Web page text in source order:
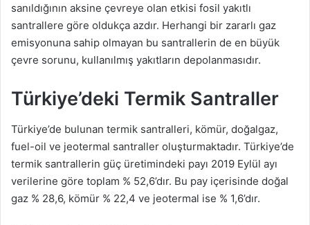
sanıldığının aksine çevreye olan etkisi fosil yakıtlı
santrallere göre oldukça azdır. Herhangi bir zararlı gaz
emisyonuna sahip olmayan bu santrallerin de en büyük
çevre sorunu, kullanılmış yakıtların depolanmasıdır.
Türkiye’deki Termik Santraller
Türkiye’de bulunan termik santralleri, kömür, doğalgaz,
fuel-oil ve jeotermal santraller oluşturmaktadır. Türkiye’de
termik santrallerin güç üretimindeki payı 2019 Eylül ayı
verilerine göre toplam % 52,6’dır. Bu pay içerisinde doğal
gaz % 28,6, kömür % 22,4 ve jeotermal ise % 1,6’dır.